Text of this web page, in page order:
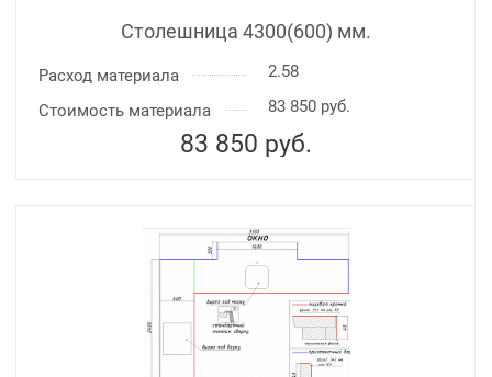
Столешница 4300(600) мм.
Расход материала
2.58
Стоимость материала
83 850 руб.
83 850 руб.